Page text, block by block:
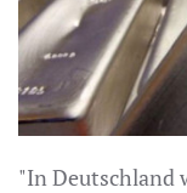
"In Deutschland